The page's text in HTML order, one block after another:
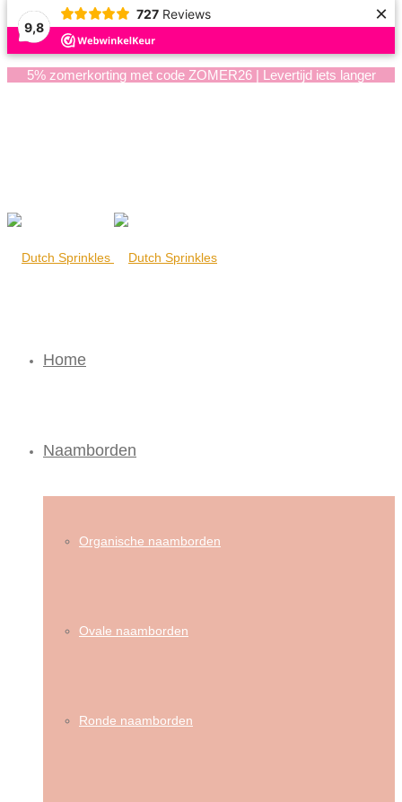
9,8
727 Reviews ×
5% zomerkorting met code ZOMER26 | Levertijd iets langer
Home
Naamborden
Organische naamborden
Ovale naamborden
Ronde naamborden